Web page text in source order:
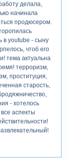
делала,
начинала
продюсером.
в youtube - сыну
чтоб его
тема актуальна
терроризм,
проституция,
старость,
- хотелось
аспекты